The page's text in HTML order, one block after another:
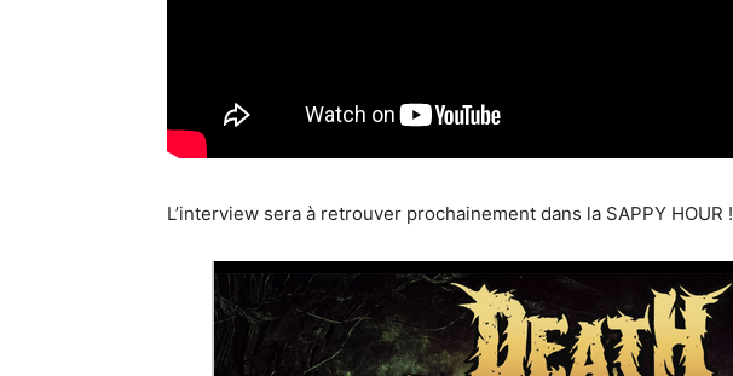
L’interview sera à retrouver prochainement dans la SAPPY HOUR !